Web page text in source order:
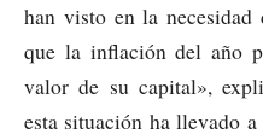
han visto en la
que la inflación del año
valor de su capital»,
esta situación ha llevado